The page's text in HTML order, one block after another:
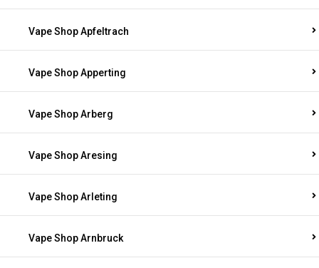
Vape Shop Apfeltrach
Vape Shop Apperting
Vape Shop Arberg
Vape Shop Aresing
Vape Shop Arleting
Vape Shop Arnbruck